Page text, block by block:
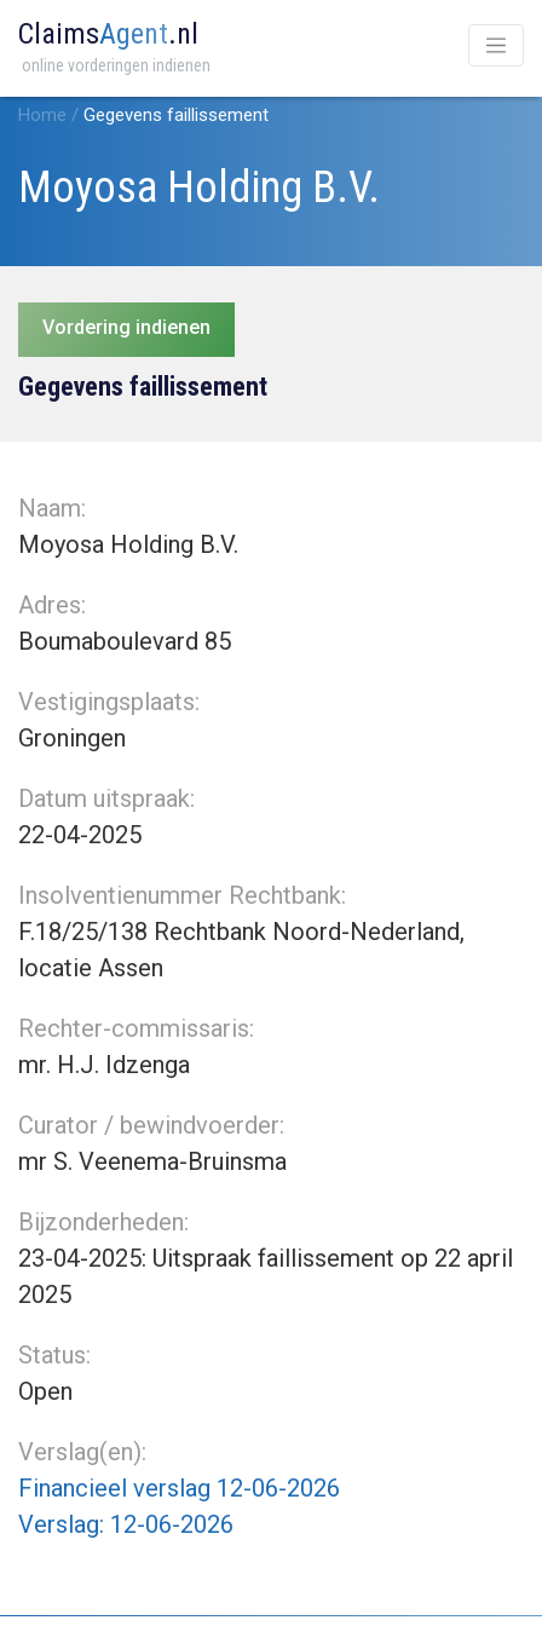
ClaimsAgent.nl
online vorderingen indienen
Home / Gegevens faillissement
Moyosa Holding B.V.
Vordering indienen
Gegevens faillissement
Naam:
Moyosa Holding B.V.
Adres:
Boumaboulevard 85
Vestigingsplaats:
Groningen
Datum uitspraak:
22-04-2025
Insolventienummer Rechtbank:
F.18/25/138 Rechtbank Noord-Nederland,
locatie Assen
Rechter-commissaris:
mr. H.J. Idzenga
Curator / bewindvoerder:
mr S. Veenema-Bruinsma
Bijzonderheden:
23-04-2025: Uitspraak faillissement op 22 april
2025
Status:
Open
Verslag(en):
Financieel verslag 12-06-2026
Verslag: 12-06-2026